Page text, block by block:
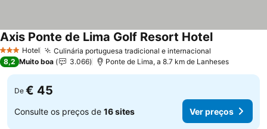
3 EstrelasHotel Culinária portuguesa tradicional e internacional
Axis Ponte de Lima Golf Resort HotelVer preços
8,2 Muito boa 3.066 Ponte de Lima, a 8.7 km de Lanheses
De € 45
Consulte os preços de 16 sites Ver preços